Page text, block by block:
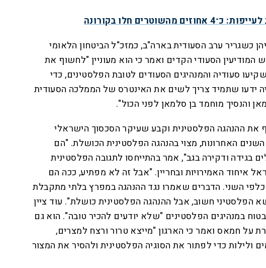
מהשוטרים חלו בקורונה
כשגריר ערב הסעודית בארה"ב, כמזכ"ל הביטחון הלאומי
המודיעין הסעודי הקדים ואמר כי הוא מעוניין "לחשוף את
סעודיה והמנהיגים הסעודים לטובת הפלסטינים, כדי
ידעו שתמיד צריך לשים את האינטרס של הממלכה הסעודית
והנסיך מוחמד בן סלמאן לפני הכול".
את ההנהגה הפלסטינית וקבע שעיקר הסכסוך הישראלי
פלסטיני ב-75 השנים האחרונות, מצוי בהנהגה הפלסטינית הכושלת. "הם
בגידה ודקירה בגב", אמר בהתייחסו לתגובה הפלסטינית
איחוד האמירויות ובחריין. "אבל זה לא מפתיע, ככה הם
השני. הדברים שאמרו נגד ההנהגה במפרץ בלתי מתקבלת
הפלסטיני חשוב, אבל ההנהגה הפלסטינית כושלת". עוד ציין
במנהיגים הפלסטינים "שלא יודעים להכיר טובה". הוא גם
על חמאס ואמר כי הארגון "מייצא טרור ורצח למצרים,
ולילות כדי לפתור את הסוגיה הפלסטינית ולהסיר את המצור